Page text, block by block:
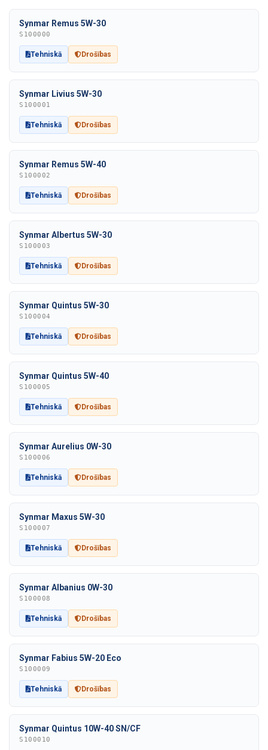
Synmar Remus 5W-30
S100000
Tehniskā Drošības
Synmar Livius 5W-30
S100001
Tehniskā Drošības
Synmar Remus 5W-40
S100002
Tehniskā Drošības
Synmar Albertus 5W-30
S100003
Tehniskā Drošības
Synmar Quintus 5W-30
S100004
Tehniskā Drošības
Synmar Quintus 5W-40
S100005
Tehniskā Drošības
Synmar Aurelius 0W-30
S100006
Tehniskā Drošības
Synmar Maxus 5W-30
S100007
Tehniskā Drošības
Synmar Albanius 0W-30
S100008
Tehniskā Drošības
Synmar Fabius 5W-20 Eco
S100009
Tehniskā Drošības
Synmar Quintus 10W-40 SN/CF
S100010